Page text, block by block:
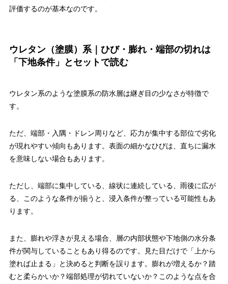
評価するのが基本なのです。
ウレタン（塗膜）系｜ひび・膨れ・端部の切れは
「下地条件」とセットで読む
ウレタン系のような塗膜系の防水層は継ぎ目の少なさが特徴で
す。
ただ、端部・入隅・ドレン周りなど、応力が集中する部位で劣化
が現れやすい傾向もあります。表面の細かなひびは、直ちに漏水
を意味しない場合もあります。
ただし、端部に集中している、線状に連続している、雨後に広が
る、このような条件が揃うと、浸入条件が整っている可能性もあ
ります。
また、膨れや浮きが見える場合、層の内部状態や下地側の水分条
件が関与していることもあり得るのです。見た目だけで「上から
塗れば止まる」と決めると判断を誤ります。膨れが増えるか？踏
むと柔らかいか？端部処理が切れていないか？このような点を合